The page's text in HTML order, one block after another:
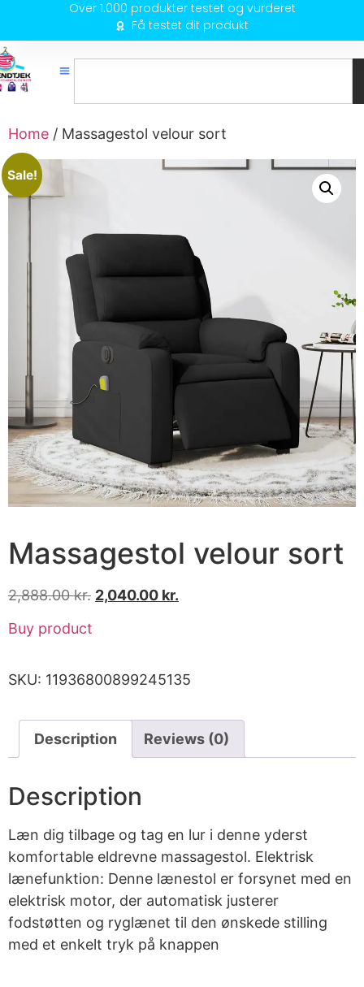
Over 1.000 produkter testet og vurderet
Få testet dit produkt
Home / Massagestol velour sort
Sale!
Massagestol velour sort
2,888.00kr. 2,040.00 kr.
Buy product
SKU: 11936800899245135
Description Reviews (0)
Description
Læn dig tilbage og tag en lur i denne yderst
komfortable eldrevne massagestol. Elektrisk
lænefunktion: Denne lænestol er forsynet med en
elektrisk motor, der automatisk justerer
fodstøtten og ryglænet til den ønskede stilling
med et enkelt tryk på knappen